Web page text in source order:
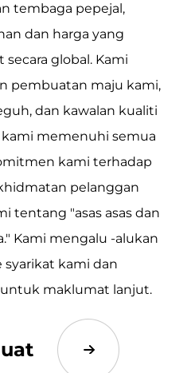
tembaga pepejal,
dan harga yang
global. Kami
pembuatan maju kami,
dan kawalan kualiti
memenuhi semua
kami terhadap
pelanggan
tentang "asas asas dan
Kami mengalu -alukan
syarikat kami dan
maklumat lanjut.